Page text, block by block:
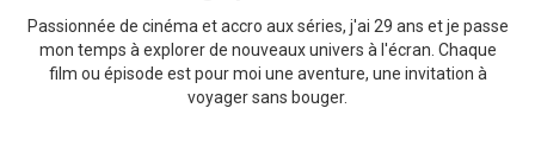
Passionnée de cinéma et accro aux séries, j'ai 29 ans et je passe
mon temps à explorer de nouveaux univers à l'écran. Chaque
film ou épisode est pour moi une aventure, une invitation à
voyager sans bouger.